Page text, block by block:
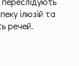
ілюзій та
речей.